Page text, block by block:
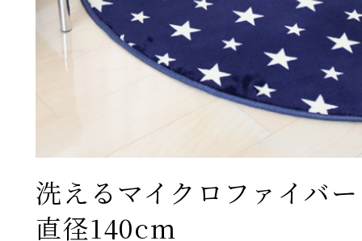
洗えるマイクロファイバ
直径140cm